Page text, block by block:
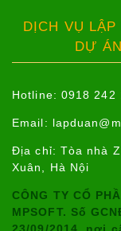
DỊCH VỤ
DỰ
Hotline: 0918 242
Email:
Địa chỉ: Tòa nhà
Xuân, Hà Nội
CÔNG TY CỔ
MPSOFT. Số